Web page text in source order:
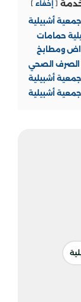
إخفاء
أشبيلية
حمامات
ومطابخ
الصرف الصحي
أشبيلية
أشبيلية